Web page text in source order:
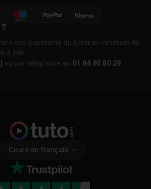
à vos questions du lundi au vendredi de
à 16h.
ou par téléphone au 01 84 80 80 29
Cours en français